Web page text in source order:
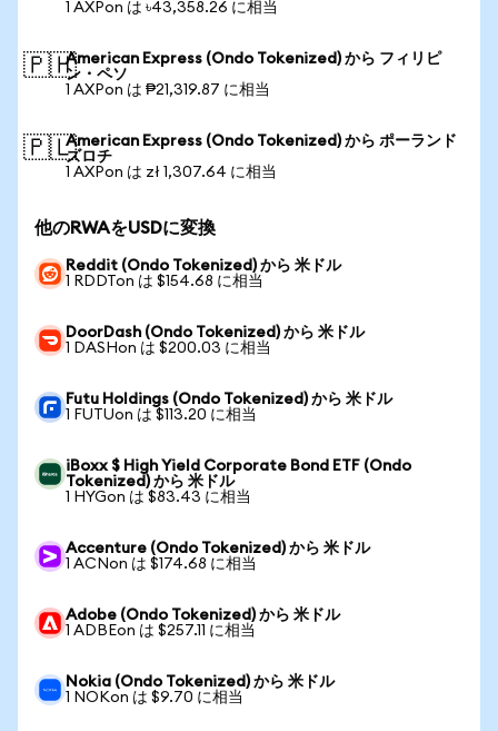
1 AXPon は ৳43,358.26 に相当
🇵🇭American Express (Ondo Tokenized) から フィリピ
ン・ペソ
1 AXPon は ₱21,319.87 に相当
🇵🇱American Express (Ondo Tokenized) から ポーランド
ズロチ
1 AXPon は zł 1,307.64 に相当
他のRWAをUSDに変換
Reddit (Ondo Tokenized) から 米ドル
1 RDDTon は $154.68 に相当
DoorDash (Ondo Tokenized) から 米ドル
1 DASHon は $200.03 に相当
Futu Holdings (Ondo Tokenized) から 米ドル
1 FUTUon は $113.20 に相当
iBoxx $ High Yield Corporate Bond ETF (Ondo
Tokenized) から 米ドル
1 HYGon は $83.43 に相当
Accenture (Ondo Tokenized) から 米ドル
1 ACNon は $174.68 に相当
Adobe (Ondo Tokenized) から 米ドル
1 ADBEon は $257.11 に相当
Nokia (Ondo Tokenized) から 米ドル
1 NOKon は $9.70 に相当